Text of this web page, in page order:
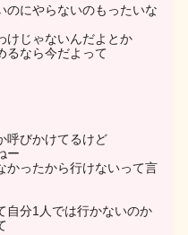
のにやらないのもったいな
けじゃないんだよとか
るなら今だよって
呼びかけてるけど
ー
かったから行けないって言
自分1人では行かないのか